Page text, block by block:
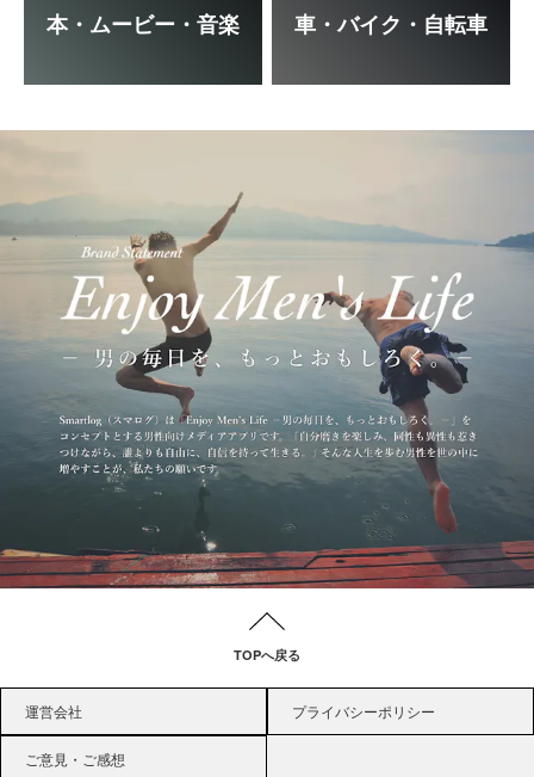
本・ムービー・音楽 車・バイク・自転車
TOPへ戻る
運営会社 プライバシーポリシー
ご意見・ご感想